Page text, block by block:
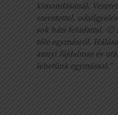
kimondásánál.
szeretettel,
sok házi feladattal.
tőle egymásról.
annyi fájdalmas év
lehetünk egymással.”